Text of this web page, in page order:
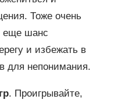
Тоже очень
еще шанс
и избежать в
для непонимания.
. Проигрывайте,